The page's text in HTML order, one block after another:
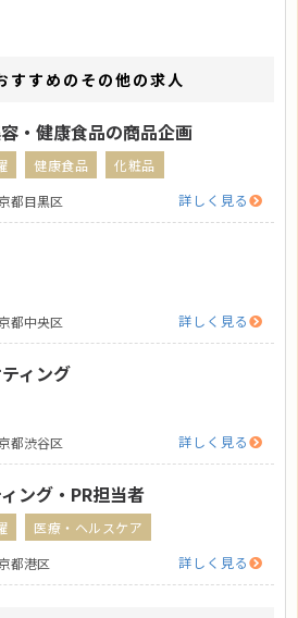
すすめのその他の求人
・健康食品の商品企画
健康食品
化粧品
都目黒区
詳しく見る
都中央区
詳しく見る
ィング
都渋谷区
詳しく見る
ング・PR担当者
医療・ヘルスケア
都港区
詳しく見る